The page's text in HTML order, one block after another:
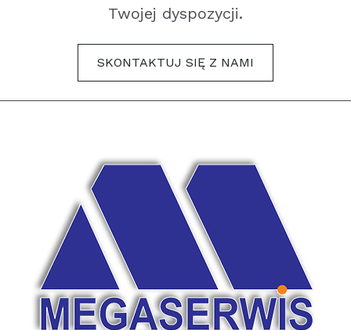
Twojej dyspozycji.
SKONTAKTUJ SIĘ Z NAMI